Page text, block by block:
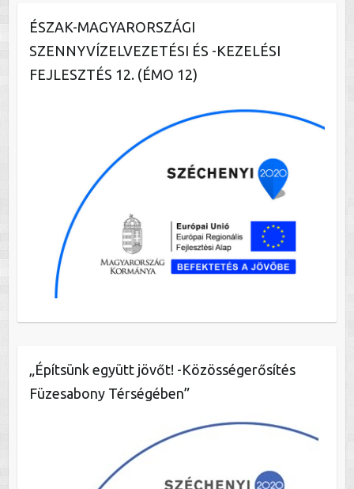
ÉSZAK-MAGYARORSZÁGI
SZENNYVÍZELVEZETÉSI ÉS -KEZELÉSI
FEJLESZTÉS 12. (ÉMO 12)
„Építsünk együtt jövőt! -Közösségerősítés
Füzesabony Térségében”